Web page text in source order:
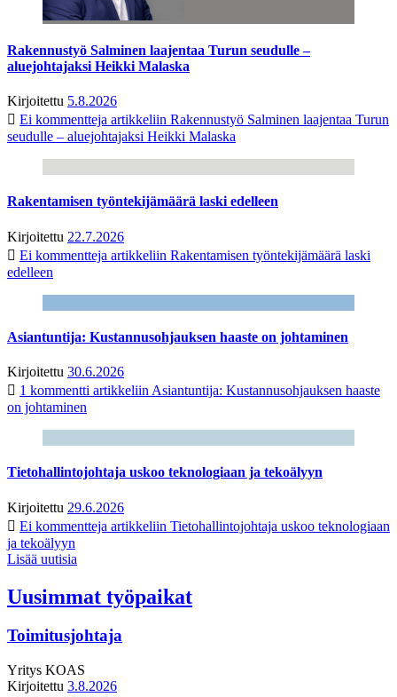
Rakennustyö Salminen laajentaa Turun seudulle –
aluejohtajaksi Heikki Malaska
Kirjoitettu 5.8.2026
Ei kommentteja artikkeliin Rakennustyö Salminen laajentaa Turun
seudulle – aluejohtajaksi Heikki Malaska
Rakentamisen työntekijämäärä laski edelleen
Kirjoitettu 22.7.2026
Ei kommentteja artikkeliin Rakentamisen työntekijämäärä laski
edelleen
Asiantuntija: Kustannusohjauksen haaste on johtaminen
Kirjoitettu 30.6.2026
1 kommentti artikkeliin Asiantuntija: Kustannusohjauksen haaste
on johtaminen
Tietohallintojohtaja uskoo teknologiaan ja tekoälyyn
Kirjoitettu 29.6.2026
Ei kommentteja artikkeliin Tietohallintojohtaja uskoo teknologiaan
ja tekoälyyn
Lisää uutisia
Uusimmat työpaikat
Toimitusjohtaja
Yritys KOAS
Kirjoitettu 3.8.2026